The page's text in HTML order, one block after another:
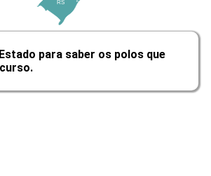
10h
RS
para saber os polos que